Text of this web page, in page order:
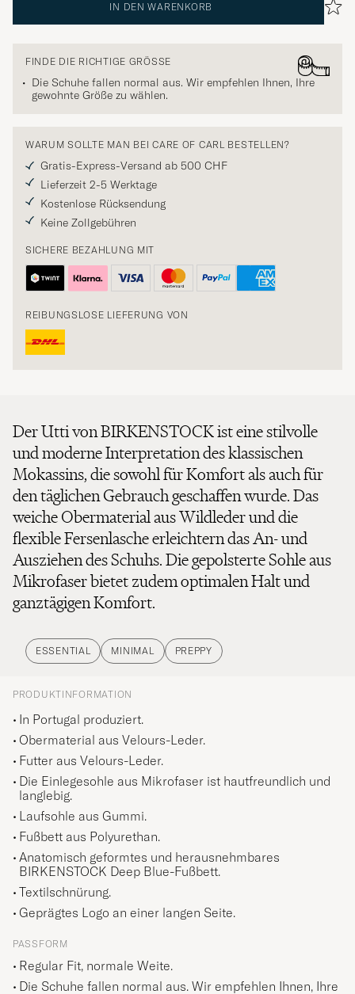
IN DEN WARENKORB
FINDE DIE RICHTIGE GRÖSSE
Die Schuhe fallen normal aus. Wir empfehlen Ihnen, Ihre
gewohnte Größe zu wählen.
WARUM SOLLTE MAN BEI CARE OF CARL BESTELLEN?
Gratis-Express-Versand ab 500 CHF
Lieferzeit 2-5 Werktage
Kostenlose Rücksendung
Keine Zollgebühren
SICHERE BEZAHLUNG MIT
REIBUNGSLOSE LIEFERUNG VON
Der Utti von BIRKENSTOCK ist eine stilvolle
und moderne Interpretation des klassischen
Mokassins, die sowohl für Komfort als auch für
den täglichen Gebrauch geschaffen wurde. Das
weiche Obermaterial aus Wildleder und die
flexible Fersenlasche erleichtern das An- und
Ausziehen des Schuhs. Die gepolsterte Sohle aus
Mikrofaser bietet zudem optimalen Halt und
ganztägigen Komfort.
ESSENTIAL MINIMAL PREPPY
PRODUKTINFORMATION
In Portugal produziert.
Obermaterial aus Velours-Leder.
Futter aus Velours-Leder.
Die Einlegesohle aus Mikrofaser ist hautfreundlich und
langlebig.
Laufsohle aus Gummi.
Fußbett aus Polyurethan.
Anatomisch geformtes und herausnehmbares
BIRKENSTOCK Deep Blue-Fußbett.
Textilschnürung.
Geprägtes Logo an einer langen Seite.
PASSFORM
Regular Fit, normale Weite.
Die Schuhe fallen normal aus. Wir empfehlen Ihnen, Ihre